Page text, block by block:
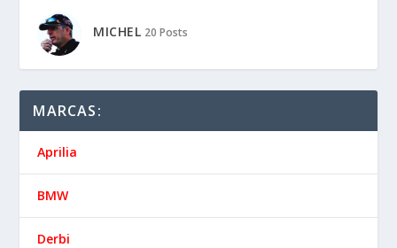
MICHEL 20 Posts
MARCAS:
Aprilia
BMW
Derbi